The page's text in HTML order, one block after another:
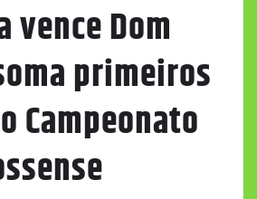
vence Dom
primeiros
Campeonato